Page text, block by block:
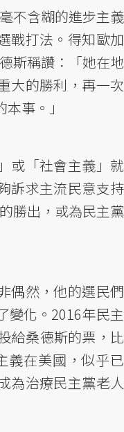
不含糊的進步主義
戰打法。得知歐加
斯稱讚：「她在地
大的勝利，再一次
事。」
或「社會主義」就
訴求主流民意支持
勝出，或為民主黨
偶然，他的選民們
變化。2016年民主
給桑德斯的票，比
義在美國，似乎已
為治療民主黨老人